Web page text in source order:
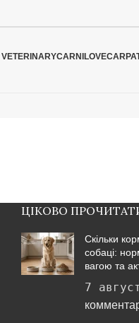
CARNILOVE
ЦІКОВО
Скільки
собаці:
вагою та
7